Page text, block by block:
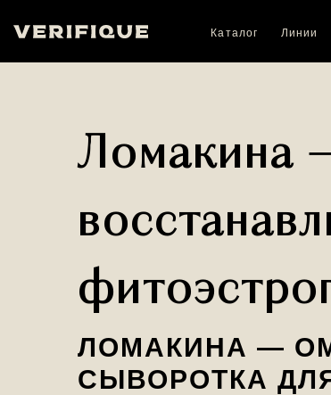
Каталог Линии
Ломакина
ЛОМАКИНА —
СЫВОРОТКА